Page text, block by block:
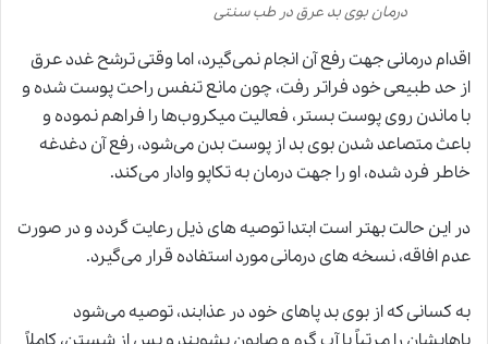
درمان بوی بد عرق در طب سنتی
اقدام درمانی جهت رفع آن انجام نمی‌گیرد، اما وقتی ترشح غدد عرق
از حد طبیعی خود فراتر رفت، چون مانع تنفس راحت پوست شده و
با ماندن روی پوست بستر، فعالیت میکروب‌ها را فراهم نموده و
باعث متصاعد شدن بوی بد از پوست بدن می‌شود، رفع آن دغدغه
خاطر فرد شده، او را جهت درمان به تکاپو وادار می‌کند.
در این حالت بهتر است ابتدا توصیه های ذیل رعایت گردد و در صورت
عدم افاقه، نسخه های درمانی مورد استفاده قرار می‌گیرد.
به کسانی که از بوی بد پاهای خود در عذابند، توصیه می‌شود